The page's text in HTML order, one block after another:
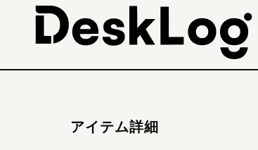
アイテム詳細